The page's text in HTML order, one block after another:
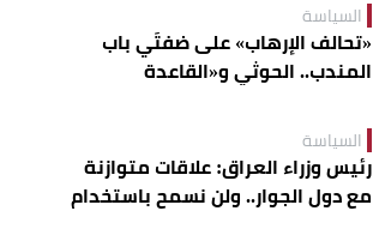
السياسة
«تحالف الإرهاب» على ضفتَي باب
المندب.. الحوثي و«القاعدة
السياسة
رئيس وزراء العراق: علاقات متوازنة
مع دول الجوار.. ولن نسمح باستخدام